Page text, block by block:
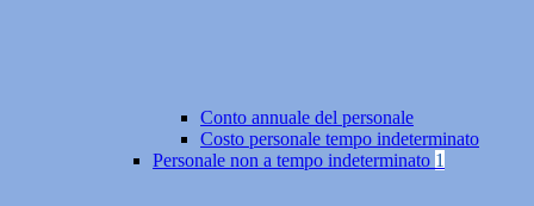
Conto annuale del personale
Costo personale tempo indeterminato
Personale non a tempo indeterminato 1